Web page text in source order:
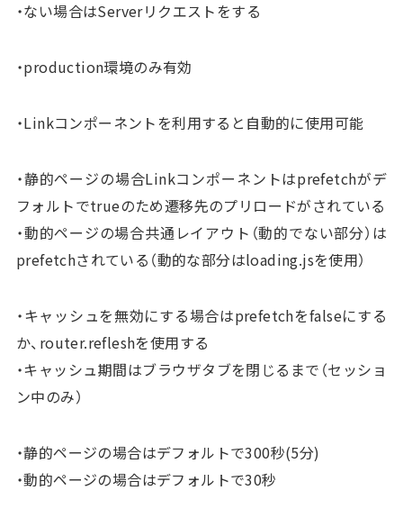
・ない場合はServerリクエストをする
・production環境のみ有効
・Linkコンポーネントを利用すると自動的に使用可能
・静的ページの場合Linkコンポーネントはprefetchがデ
フォルトでtrueのため遷移先のプリロードがされている
・動的ページの場合共通レイアウト（動的でない部分）は
prefetchされている（動的な部分はloading.jsを使用）
・キャッシュを無効にする場合はprefetchをfalseにする
か、router.refleshを使用する
・キャッシュ期間はブラウザタブを閉じるまで（セッショ
ン中のみ）
・静的ページの場合はデフォルトで300秒(5分)
・動的ページの場合はデフォルトで30秒